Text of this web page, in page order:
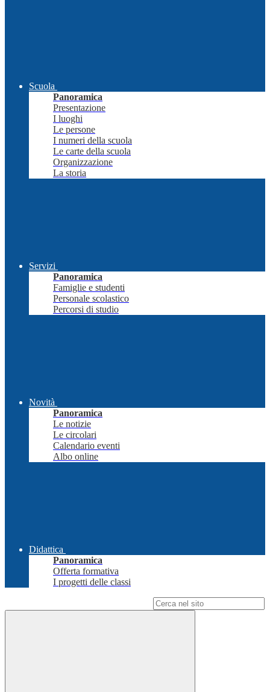
Scuola
Panoramica
Presentazione
I luoghi
Le persone
I numeri della scuola
Le carte della scuola
Organizzazione
La storia
Servizi
Panoramica
Famiglie e studenti
Personale scolastico
Percorsi di studio
Novità
Panoramica
Le notizie
Le circolari
Calendario eventi
Albo online
Didattica
Panoramica
Offerta formativa
I progetti delle classi